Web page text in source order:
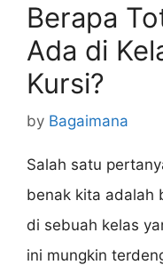
Berapa
Ada di
Kursi?
by Bagaimana
Salah satu
benak kita adalah
di sebuah kelas
ini mungkin